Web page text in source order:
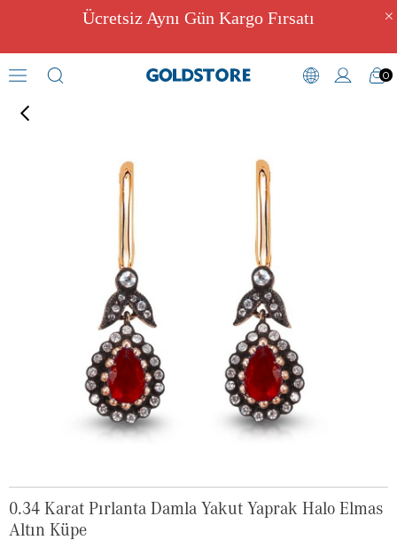
Ücretsiz Aynı Gün Kargo Fırsatı
0
Elmas Küpeler
0.34 Karat Pırlanta Damla Yakut Yaprak Halo Elmas
Altın Küpe